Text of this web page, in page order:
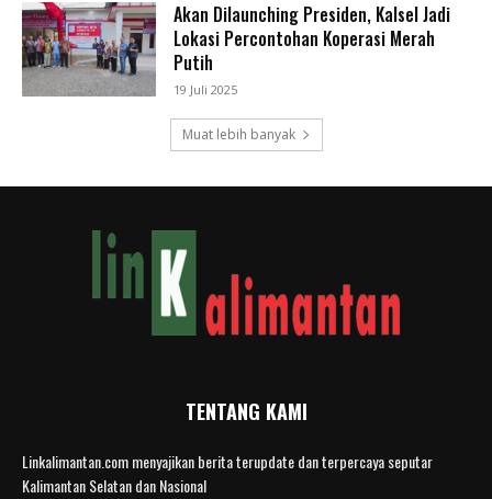
Akan Dilaunching Presiden, Kalsel Jadi
Lokasi Percontohan Koperasi Merah
Putih
19 Juli 2025
Muat lebih banyak
TENTANG KAMI
Linkalimantan.com menyajikan berita terupdate dan terpercaya seputar
Kalimantan Selatan dan Nasional